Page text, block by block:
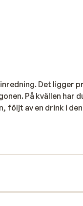
Det ligger
På kvällen har
följt av en drink i den
behandling i